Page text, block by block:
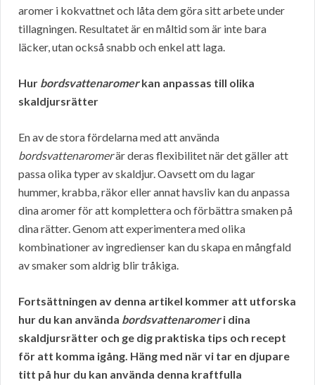
aromer i kokvattnet och låta dem göra sitt arbete under
tillagningen. Resultatet är en måltid som är inte bara
läcker, utan också snabb och enkel att laga.
Hur bordsvattenaromerkan anpassas till olika
skaldjursrätter
En av de stora fördelarna med att använda
bordsvattenaromerär deras flexibilitet när det gäller att
passa olika typer av skaldjur. Oavsett om du lagar
hummer, krabba, räkor eller annat havsliv kan du anpassa
dina aromer för att komplettera och förbättra smaken på
dina rätter. Genom att experimentera med olika
kombinationer av ingredienser kan du skapa en mångfald
av smaker som aldrig blir tråkiga.
Fortsättningen av denna artikel kommer att utforska
hur du kan använda bordsvattenaromeri dina
skaldjursrätter och ge dig praktiska tips och recept
för att komma igång. Häng med när vi tar en djupare
titt på hur du kan använda denna kraftfulla